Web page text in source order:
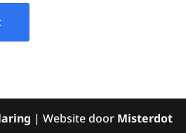
| Website door Misterdot